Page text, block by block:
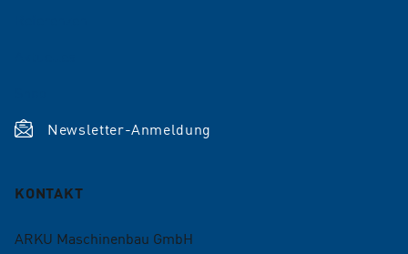
Newsletter-Anmeldung
KONTAKT
ARKU Maschinenbau GmbH